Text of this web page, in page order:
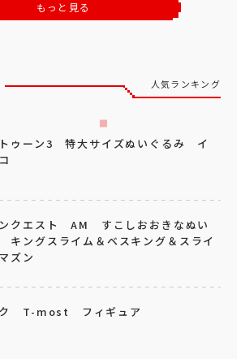
もっと見る
人気ランキング
ゥーン3 特大サイズぬいぐるみ イ
クエスト AM すこしおおきなぬい
キングスライム＆ベスキング＆スライ
ズン
ク T-most フィギュア